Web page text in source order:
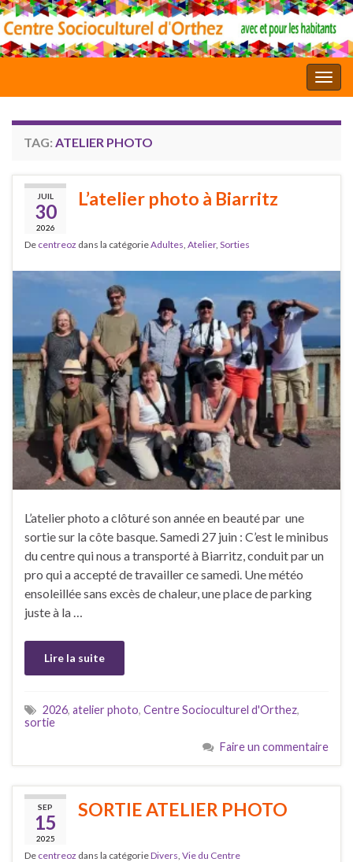
TAG: ATELIER PHOTO
JUIL
30
2026
L’atelier photo à Biarritz
De centreoz dans la catégorieAdultes, Atelier, Sorties
L’atelier photo a clôturé son année en beauté par une
sortie sur la côte basque. Samedi 27 juin : C’est le minibus
du centre qui nous a transporté à Biarritz, conduit par un
pro qui a accepté de travailler ce samedi. Une météo
ensoleillée sans excès de chaleur, une place de parking
juste à la …
Lire la suite
2026, atelier photo, Centre Socioculturel d'Orthez,
sortie
Faire un commentaire
SEP
15
2025
SORTIE ATELIER PHOTO
De centreoz dans la catégorieDivers Vie du Centre